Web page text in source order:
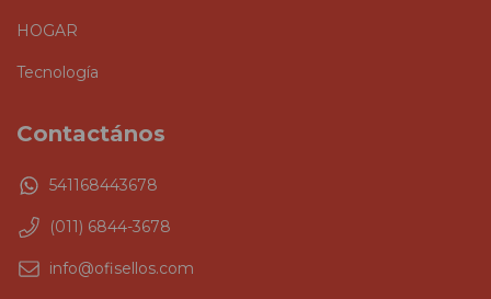
HOGAR
Tecnología
Contactános
541168443678
(011) 6844-3678
info@ofisellos.com